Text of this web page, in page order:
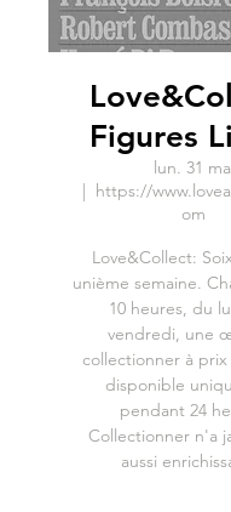
Figures
lun. 31
  |
https://
om
Love&Collect:
unième semaine.
10 heures, du
vendredi, une
collectionner à
disponible
pendant 24
Collectionner n'a
aussi